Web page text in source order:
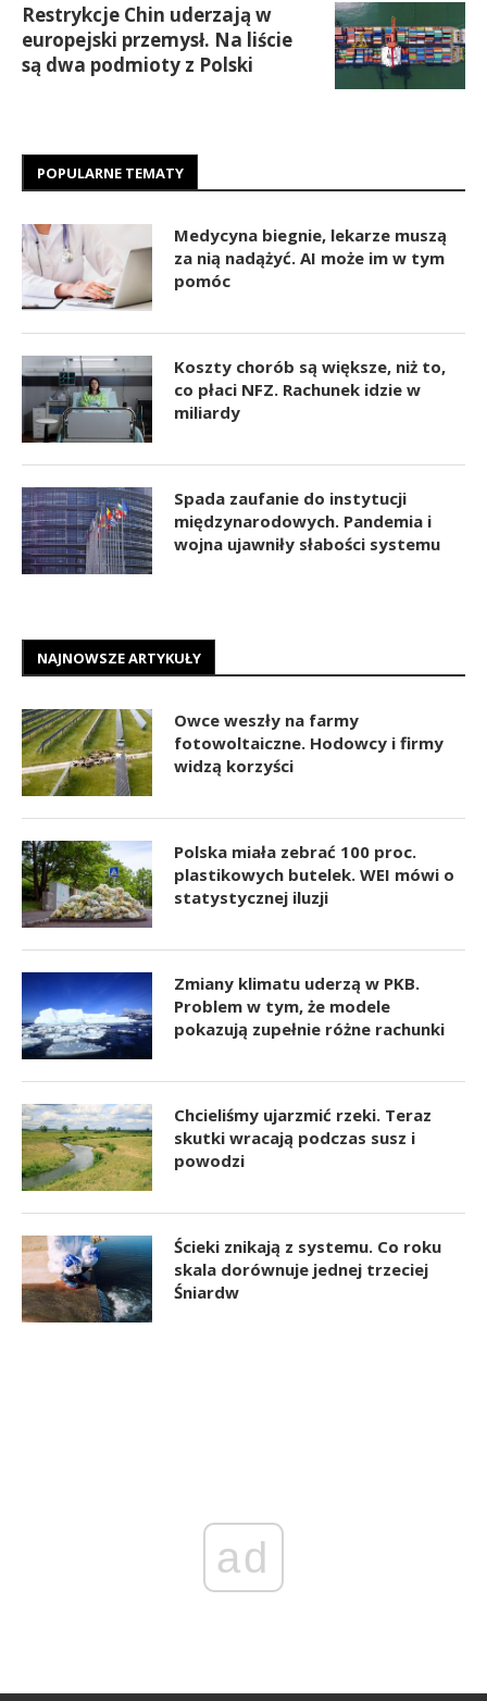
Restrykcje Chin uderzają w
europejski przemysł. Na liście
są dwa podmioty z Polski
POPULARNE TEMATY
Medycyna biegnie, lekarze muszą
za nią nadążyć. AI może im w tym
pomóc
Koszty chorób są większe, niż to,
co płaci NFZ. Rachunek idzie w
miliardy
Spada zaufanie do instytucji
międzynarodowych. Pandemia i
wojna ujawniły słabości systemu
NAJNOWSZE ARTYKUŁY
Owce weszły na farmy
fotowoltaiczne. Hodowcy i firmy
widzą korzyści
Polska miała zebrać 100 proc.
plastikowych butelek. WEI mówi o
statystycznej iluzji
Zmiany klimatu uderzą w PKB.
Problem w tym, że modele
pokazują zupełnie różne rachunki
Chcieliśmy ujarzmić rzeki. Teraz
skutki wracają podczas susz i
powodzi
Ścieki znikają z systemu. Co roku
skala dorównuje jednej trzeciej
Śniardw
ad